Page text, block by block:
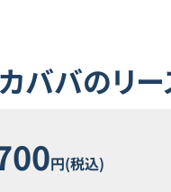
ババのリー
円(税込)